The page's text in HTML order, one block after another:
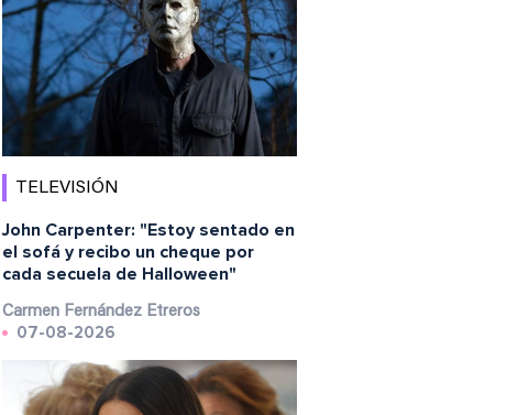
TELEVISIÓN
John Carpenter: "Estoy sentado en
el sofá y recibo un cheque por
cada secuela de Halloween"
Carmen Fernández Etreros
07-08-2026